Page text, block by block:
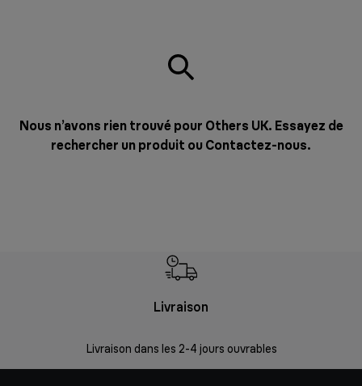
Nous n’avons rien trouvé pour Others UK. Essayez de
rechercher un produit ou Contactez-nous.
Livraison
Livraison dans les 2-4 jours ouvrables